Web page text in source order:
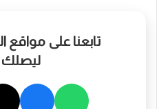
تابعنا على مواقع
ليصلك